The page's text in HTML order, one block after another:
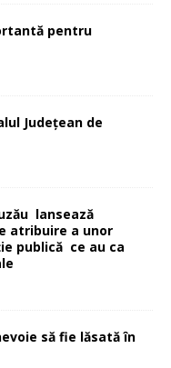
pentru
Județean de
lansează
atribuire a unor
publică ce au ca
să fie lăsată în